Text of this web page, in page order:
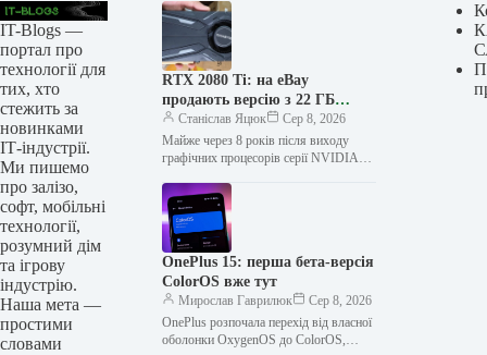
IT-Blogs —
портал про
технології для
тих, хто
стежить за
новинками
ІТ-індустрії.
Ми пишемо
про залізо,
софт, мобільні
технології,
розумний дім
та ігрову
індустрію.
Наша мета —
простими
словами
RTX 2080 Ti: на eBay
продають версію з 22 ГБ
пам’яті за $500
Станіслав Яцюк
Сер 8, 2026
Майже через 8 років після виходу
графічних процесорів серії NVIDIA
привернула увагу користувачів…
OnePlus 15: перша бета-версія
ColorOS вже тут
Мирослав Гаврилюк
Сер 8, 2026
OnePlus розпочала перехід від власної
оболонки OxygenOS до ColorOS,